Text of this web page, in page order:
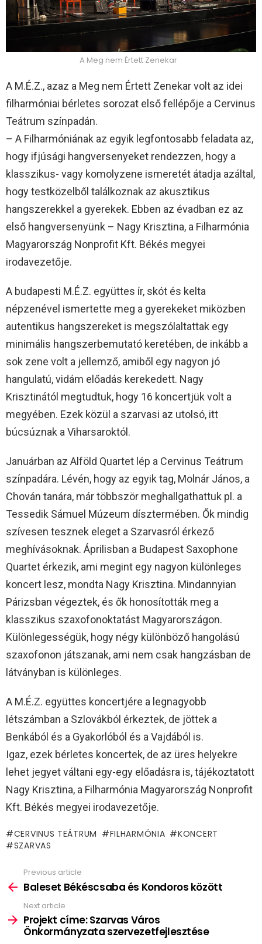
A Meg nem Értett Zenekar
A M.É.Z., azaz a Meg nem Értett Zenekar volt az idei
filharmóniai bérletes sorozat első fellépője a Cervinus
Teátrum színpadán.
– A Filharmóniának az egyik legfontosabb feladata az,
hogy ifjúsági hangversenyeket rendezzen, hogy a
klasszikus- vagy komolyzene ismeretét átadja azáltal,
hogy testközelből találkoznak az akusztikus
hangszerekkel a gyerekek. Ebben az évadban ez az
első hangversenyünk – Nagy Krisztina, a Filharmónia
Magyarország Nonprofit Kft. Békés megyei
irodavezetője.
A budapesti M.É.Z. együttes ír, skót és kelta
népzenével ismertette meg a gyerekeket miközben
autentikus hangszereket is megszólaltattak egy
minimális hangszerbemutató keretében, de inkább a
sok zene volt a jellemző, amiből egy nagyon jó
hangulatú, vidám előadás kerekedett. Nagy
Krisztinától megtudtuk, hogy 16 koncertjük volt a
megyében. Ezek közül a szarvasi az utolsó, itt
búcsúznak a Viharsaroktól.
Januárban az Alföld Quartet lép a Cervinus Teátrum
színpadára. Lévén, hogy az egyik tag, Molnár János, a
Chován tanára, már többször meghallgathattuk pl. a
Tessedik Sámuel Múzeum dísztermében. Ők mindig
szívesen tesznek eleget a Szarvasról érkező
meghívásoknak. Áprilisban a Budapest Saxophone
Quartet érkezik, ami megint egy nagyon különleges
koncert lesz, mondta Nagy Krisztina. Mindannyian
Párizsban végeztek, és ők honosították meg a
klasszikus szaxofonoktatást Magyarországon.
Különlegességük, hogy négy különböző hangolású
szaxofonon játszanak, ami nem csak hangzásban de
látványban is különleges.
A M.É.Z. együttes koncertjére a legnagyobb
létszámban a Szlovákból érkeztek, de jöttek a
Benkából és a Gyakorlóból és a Vajdából is.
Igaz, ezek bérletes koncertek, de az üres helyekre
lehet jegyet váltani egy-egy előadásra is, tájékoztatott
Nagy Krisztina, a Filharmónia Magyarország Nonprofit
Kft. Békés megyei irodavezetője.
CERVINUS TEÁTRUM FILHARMÓNIA
KONCERT
SZARVAS
more
Previous article
Baleset Békéscsaba és Kondoros között
Next article
Projekt címe: Szarvas Város
Önkormányzata szervezetfejlesztése